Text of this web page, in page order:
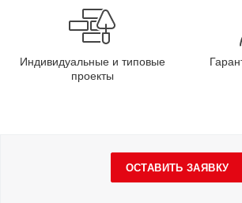
Индивидуальные и типовые
проекты
ОСТАВИТЬ ЗАЯВКУ